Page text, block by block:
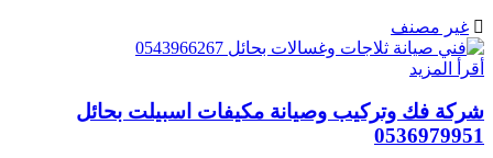
غير مصنف
أقرأ المزيد
شركة فك وتركيب وصيانة مكيفات اسبيلت بحائل
0536979951